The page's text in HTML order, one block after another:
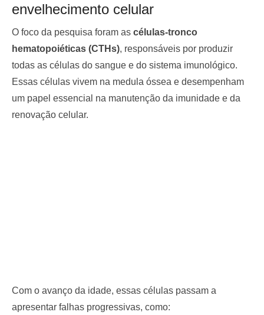
envelhecimento celular
O foco da pesquisa foram as células-tronco
hematopoiéticas (CTHs), responsáveis por produzir
todas as células do sangue e do sistema imunológico.
Essas células vivem na medula óssea e desempenham
um papel essencial na manutenção da imunidade e da
renovação celular.
Com o avanço da idade, essas células passam a
apresentar falhas progressivas, como: